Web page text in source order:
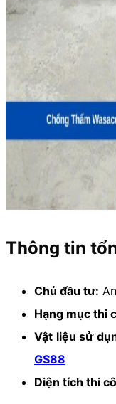
Thông tin
Chủ đầu tư:
Hạng mục thi
Vật liệu sử
GS88
Diện tích thi